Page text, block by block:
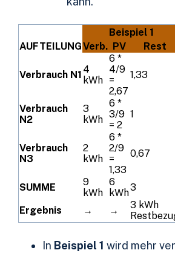
Beispiel 1
AUFTEILUNGVerb. PV Rest
Verbrauch N1 4
kWh
6 *
4/9
=
2,67
1,33
Verbrauch
N2
3
kWh
6 *
3/9
= 2
1
Verbrauch
N3
2
kWh
6 *
2/9
=
1,33
0,67
SUMME
9
kWh
6
kWh3
Ergebnis
→ →
3 kWh
In Beispiel 1 wird mehr